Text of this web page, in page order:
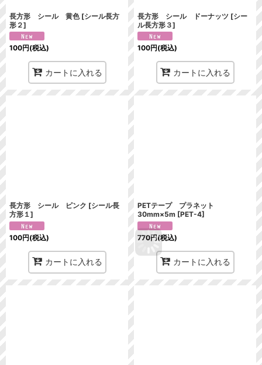
長方形 シール 黄色 [シール長方
形２]
100円(税込)
カートに入れる
長方形 シール ドーナッツ [シー
ル長方形３]
100円(税込)
カートに入れる
長方形 シール ピンク [シール長
方形１]
100円(税込)
カートに入れる
PETテープ プラネット
30mm×5m [PET-4]
770円(税込)
カートに入れる